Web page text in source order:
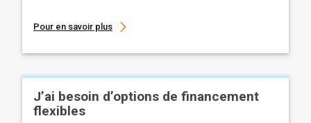
Pour en savoir plus
J’ai besoin d’options de financement
flexibles